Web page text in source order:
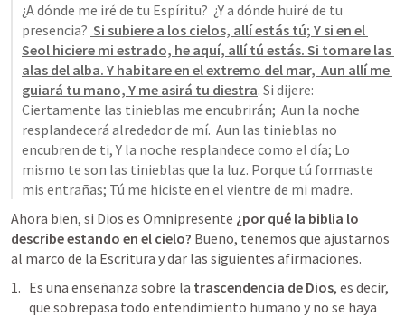
¿A dónde me iré de tu Espíritu?  ¿Y a dónde huiré de tu
presencia? Si subiere a los cielos, allí estás tú; Y si en el
Seol hiciere mi estrado, he aquí, allí tú estás. Si tomare las
alas del alba. Y habitare en el extremo del mar,  Aun allí me
guiará tu mano, Y me asirá tu diestra. Si dijere:
Ciertamente las tinieblas me encubrirán;  Aun la noche
resplandecerá alrededor de mí.  Aun las tinieblas no
encubren de ti, Y la noche resplandece como el día; Lo
mismo te son las tinieblas que la luz. Porque tú formaste
mis entrañas; Tú me hiciste en el vientre de mi madre.
Ahora bien, si Dios es Omnipresente ¿por qué la biblia lo
describe estando en el cielo? Bueno, tenemos que ajustarnos
al marco de la Escritura y dar las siguientes afirmaciones.
Es una enseñanza sobre la trascendencia de Dios, es decir,
que sobrepasa todo entendimiento humano y no se haya